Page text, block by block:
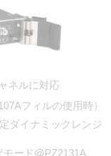
ネルに対応
フィルの使用時）
ダイナミックレンジ
ード@PZ2131A